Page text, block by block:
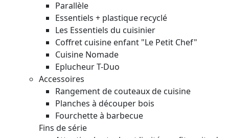
Parallèle
Essentiels + plastique recyclé
Les Essentiels du cuisinier
Coffret cuisine enfant "Le Petit Chef"
Cuisine Nomade
Eplucheur T-Duo
Accessoires
Rangement de couteaux de cuisine
Planches à découper bois
Fourchette à barbecue
Fins de série